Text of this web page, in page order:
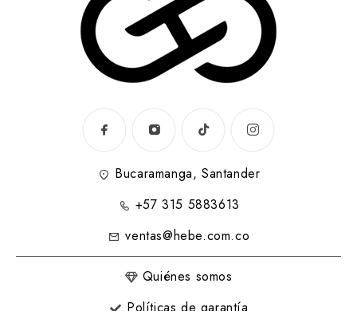
Bucaramanga, Santander
+57 315 5883613
ventas@hebe.com.co
Quiénes somos